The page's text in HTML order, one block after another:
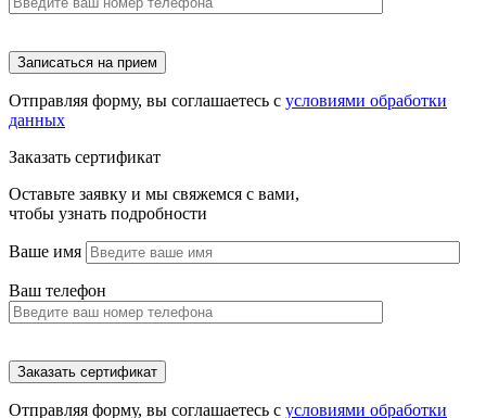
Отправляя форму, вы соглашаетесь с условиями обработки
данных
Заказать сертификат
Оставьте заявку и мы свяжемся с вами,
чтобы узнать подробности
Ваше имя
Ваш телефон
Отправляя форму, вы соглашаетесь с условиями обработки